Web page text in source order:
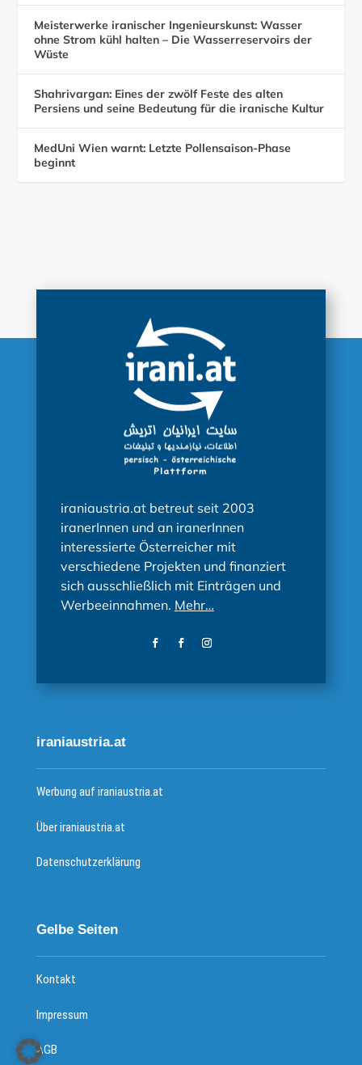
Meisterwerke iranischer Ingenieurskunst: Wasser
ohne Strom kühl halten – Die Wasserreservoirs der
Wüste
Shahrivargan: Eines der zwölf Feste des alten
Persiens und seine Bedeutung für die iranische Kultur
MedUni Wien warnt: Letzte Pollensaison-Phase
beginnt
iraniaustria.at betreut seit 2003
iranerInnen und an iranerInnen
interessierte Österreicher mit
verschiedene Projekten und finanziert
sich ausschließlich mit Einträgen und
Werbeeinnahmen. Mehr…
iraniaustria.at
Werbung auf iraniaustria.at
Über iraniaustria.at
Datenschutzerklärung
Gelbe Seiten
Kontakt
Impressum
AGB